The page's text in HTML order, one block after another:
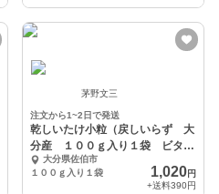
茅野文三
注文から1~2日で発送
乾しいたけ小粒（戻しいらず 大
分産 １００ｇ入り１袋 ビタミ
ンDが豊富な中肉小粒
大分県佐伯市
１００ｇ入り１袋
1,020円
+送料390円